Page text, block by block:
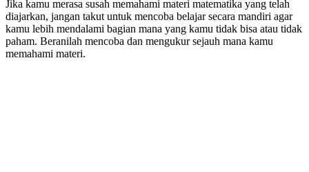
Jika kamu merasa susah memahami materi matematika yang telah
diajarkan, jangan takut untuk mencoba belajar secara mandiri agar
kamu lebih mendalami bagian mana yang kamu tidak bisa atau tidak
paham. Beranilah mencoba dan mengukur sejauh mana kamu
memahami materi.